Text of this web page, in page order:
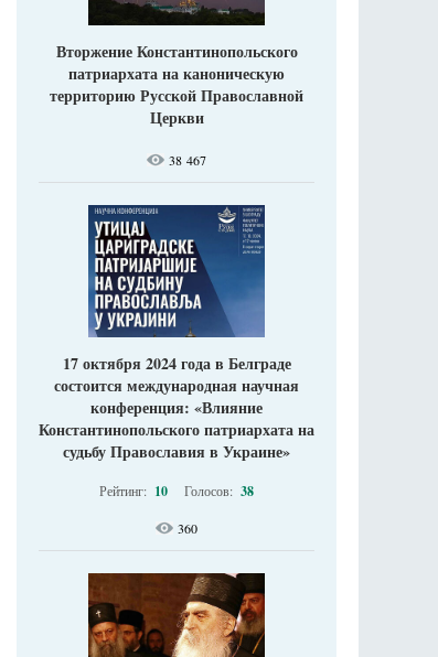
Вторжение Константинопольского
патриархата на каноническую
территорию Русской Православной
Церкви
38 467
17 октября 2024 года в Белграде
состоится международная научная
конференция: «Влияние
Константинопольского патриархата на
судьбу Православия в Украине»
Рейтинг: 10 Голосов: 38
360